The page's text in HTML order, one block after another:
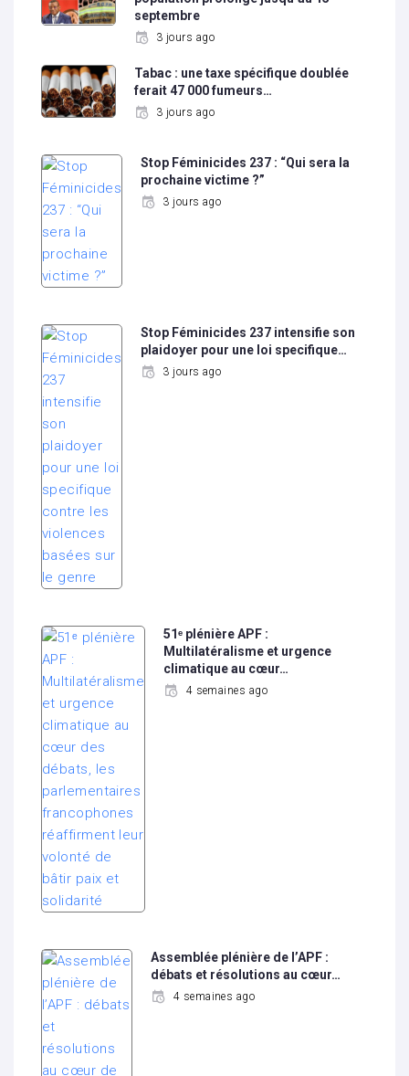
septembre
3 jours ago
Tabac : une taxe spécifique doublée
ferait 47 000 fumeurs…
3 jours ago
Stop Féminicides 237 : “Qui sera la
prochaine victime ?”
3 jours ago
Stop Féminicides 237 intensifie son
plaidoyer pour une loi specifique…
3 jours ago
51ᵉ plénière APF :
Multilatéralisme et urgence
climatique au cœur…
4 semaines ago
Assemblée plénière de l’APF :
débats et résolutions au cœur…
4 semaines ago